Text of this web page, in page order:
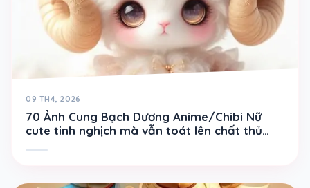
09 TH4, 2026
70 Ảnh Cung Bạch Dương Anime/Chibi Nữ
cute tinh nghịch mà vẫn toát lên chất thủ